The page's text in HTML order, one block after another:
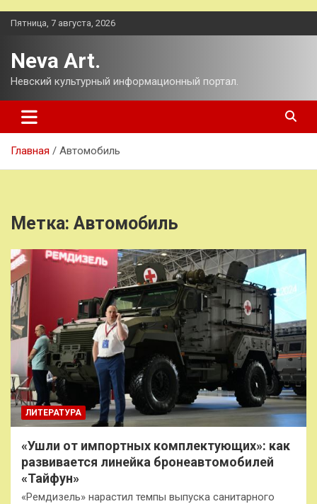
Перейти
Пятница, 7 августа, 2026
Neva Art.
Невский культурный информационный портал.
Главная Автомобиль
Метка: Автомобиль
ЛИТЕРАТУРА
«Ушли от импортных комплектующих»: как
развивается линейка бронеавтомобилей
«Тайфун»
«Ремдизель» нарастил темпы выпуска санитарного